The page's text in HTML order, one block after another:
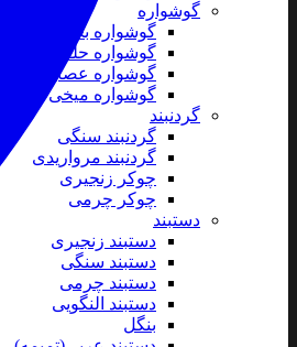
گوشواره
گوشواره بخیه ای
گوشواره حلقه ای
گوشواره عصایی
گوشواره میخی
گردنبند
گردنبند سنگی
گردنبند مرواریدی
چوکر زنجیری
چوکر چرمی
دستبند
دستبند زنجیری
دستبند سنگی
دستبند چرمی
دستبند النگویی
بنگل